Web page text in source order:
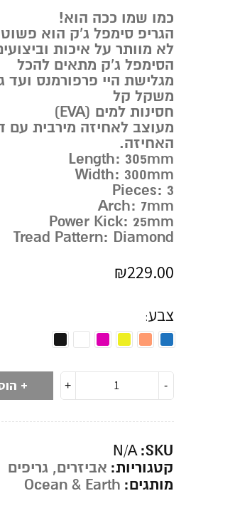
כמו שמו ככה הוא!
הגריפ סימפל ג’ק הוא
לא מוותר על איכות
הסימפל ג’ק מתאים להכל
מגלישת היי פרפורמנס ועד
משקל קל
חסינות למים (EVA)
מעוצב לאחיזה מירבית עם
האחיזה.
Length: 305mm
Width: 300mm
Pieces: 3
Arch: 7mm
Power Kick: 25mm
Tread Pattern: Diamond
₪229.00
צבע
SKU:
N/A
קטגוריות: אביזרים, גריפים
מותגים: Ocean & Earth